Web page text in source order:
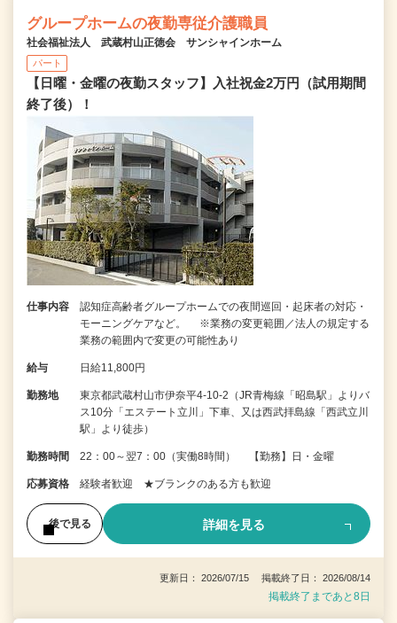
グループホームの夜勤専従介護職員
社会福祉法人 武蔵村山正徳会 サンシャインホーム
パート
【日曜・金曜の夜勤スタッフ】入社祝金2万円（試用期間
終了後）！
仕事内容
認知症高齢者グループホームでの夜間巡回・起床者の対応・
モーニングケアなど。 ※業務の変更範囲／法人の規定する
業務の範囲内で変更の可能性あり
給与 日給11,800円
勤務地
東京都武蔵村山市伊奈平4-10-2（JR青梅線「昭島駅」よりバ
ス10分「エステート立川」下車、又は西武拝島線「西武立川
駅」より徒歩）
勤務時間 22：00～翌7：00（実働8時間） 【勤務】日・金曜
応募資格 経験者歓迎 ★ブランクのある方も歓迎
後で見る 詳細を見る
更新日： 2026/07/15 掲載終了日： 2026/08/14
掲載終了まであと8日